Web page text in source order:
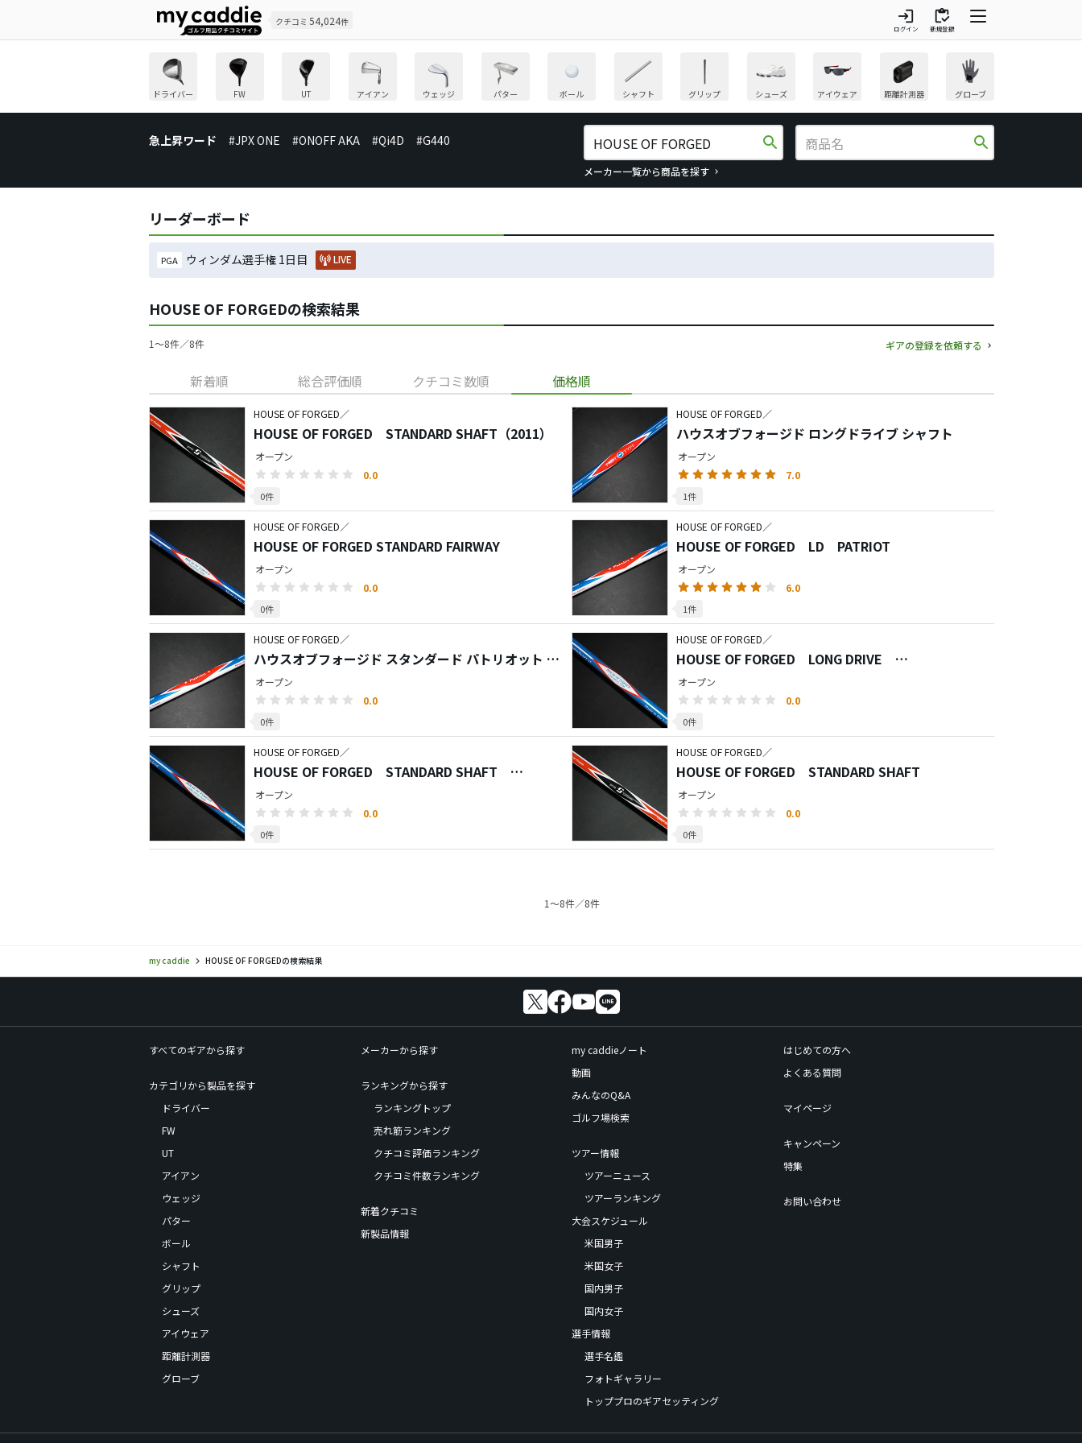
クチコミ 54,024件 login
ログイン
inventory
新規登録
ドライバー FW UT アイアン ウェッジ パター ボール シャフト グリップ シューズ アイウェア 距離計測器 グローブ
急上昇ワード #JPX ONE #ONOFF AKA #Qi4D #G440 search
メーカー一覧から商品を探す
search
リーダーボード
PGA ウィンダム選手権 1日目 LIVE
HOUSE OF FORGEDの検索結果
1〜8件／8件 ギアの登録を依頼する
新着順 総合評価順 クチコミ数順 価格順
HOUSE OF FORGED／
HOUSE OF FORGED STANDARD SHAFT（2011）
オープン
0.0
0件
HOUSE OF FORGED／
ハウスオブフォージド ロングドライブ シャフト
オープン
7.0
1件
HOUSE OF FORGED／
HOUSE OF FORGED STANDARD FAIRWAY
オープン
0.0
0件
HOUSE OF FORGED／
HOUSE OF FORGED LD PATRIOT
オープン
6.0
1件
HOUSE OF FORGED／
ハウスオブフォージド スタンダード パトリオット シ
ャフト
オープン
0.0
0件
HOUSE OF FORGED／
HOUSE OF FORGED LONG DRIVE
SHAFT【WHUP -ｎ-LT】
オープン
0.0
0件
HOUSE OF FORGED／
HOUSE OF FORGED STANDARD SHAFT
【HYBRID】
オープン
0.0
0件
HOUSE OF FORGED／
HOUSE OF FORGED STANDARD SHAFT
オープン
0.0
0件
1〜8件／8件
my caddie HOUSE OF FORGEDの検索結果
すべてのギアから探す
カテゴリから製品を探す
ドライバー
FW
UT
アイアン
ウェッジ
パター
ボール
シャフト
グリップ
シューズ
アイウェア
距離計測器
グローブ
メーカーから探す
ランキングから探す
ランキングトップ
売れ筋ランキング
クチコミ評価ランキング
クチコミ件数ランキング
新着クチコミ
新製品情報
my caddieノート
動画
みんなのQ&A
ゴルフ場検索
ツアー情報
ツアーニュース
ツアーランキング
大会スケジュール
米国男子
米国女子
国内男子
国内女子
選手情報
選手名鑑
フォトギャラリー
トッププロのギアセッティング
はじめての方へ
よくある質問
マイページ
キャンペーン
特集
お問い合わせ